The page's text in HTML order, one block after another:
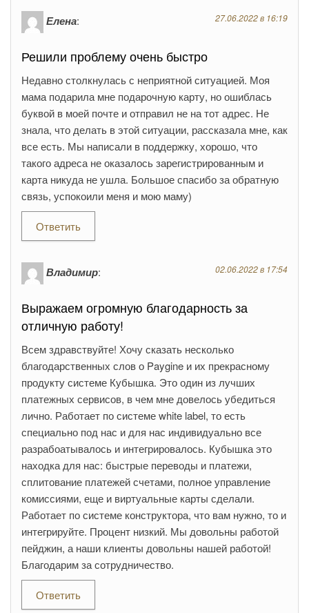
Елена: 27.06.2022 в 16:19
Решили проблему очень быстро
Недавно столкнулась с неприятной ситуацией. Моя
мама подарила мне подарочную карту, но ошиблась
буквой в моей почте и отправил не на тот адрес. Не
знала, что делать в этой ситуации, рассказала мне, как
все есть. Мы написали в поддержку, хорошо, что
такого адреса не оказалось зарегистрированным и
карта никуда не ушла. Большое спасибо за обратную
связь, успокоили меня и мою маму)
Ответить
Владимир: 02.06.2022 в 17:54
Выражаем огромную благодарность за
отличную работу!
Всем здравствуйте! Хочу сказать несколько
благодарственных слов о Paygine и их прекрасному
продукту системе Кубышка. Это один из лучших
платежных сервисов, в чем мне довелось убедиться
лично. Работает по системе white label, то есть
специально под нас и для нас индивидуально все
разрабоатывалось и интегрировалось. Кубышка это
находка для нас: быстрые переводы и платежи,
сплитование платежей счетами, полное управление
комиссиями, еще и виртуальные карты сделали.
Работает по системе конструктора, что вам нужно, то и
интегрируйте. Процент низкий. Мы довольны работой
пейджин, а наши клиенты довольны нашей работой!
Благодарим за сотрудничество.
Ответить